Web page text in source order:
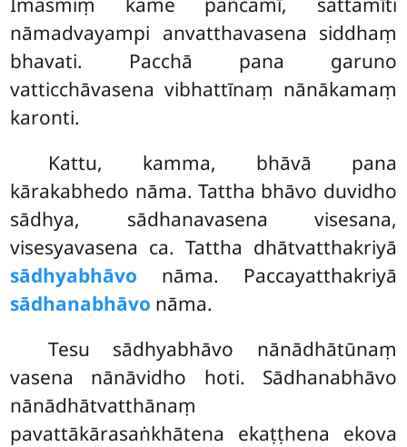
nāmadvayampi anvatthavasena siddhaṃ
bhavati. Pacchā pana garuno
vatticchāvasena vibhattīnaṃ nānākamaṃ
karonti.
Kattu, kamma, bhāvā pana
kārakabhedo nāma. Tattha bhāvo duvidho
sādhya, sādhanavasena visesana,
visesyavasena ca. Tattha dhātvatthakriyā
sādhyabhāvo nāma. Paccayatthakriyā
sādhanabhāvo nāma.
Tesu sādhyabhāvo nānādhātūnaṃ
vasena nānāvidho hoti. Sādhanabhāvo
nānādhātvatthānaṃ
pavattākārasaṅkhātena ekaṭṭhena ekova